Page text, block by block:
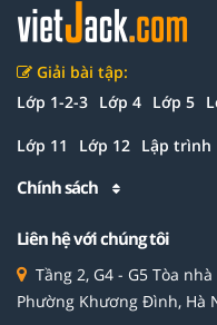
Giải bài tập:
Lớp 1-2-3 Lớp 4 Lớp 5
Lớp 11 Lớp 12 Lập trình
Chính sách
Liên hệ với chúng tôi
Tầng 2, G4 - G5 Tòa
Phường Khương Đình, Hà